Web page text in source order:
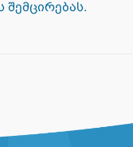
შემცირებას.